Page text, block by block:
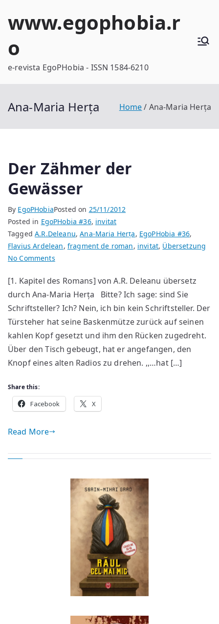
www.egophobia.r
o
e-revista EgoPHobia - ISSN 1584-6210
Ana-Maria Herța Home Ana-Maria Herța
Der Zähmer der
Gewässer
By EgoPHobiaPosted on 25/11/2012
Posted in EgoPHobia #36, invitat
TaggedA.R.Deleanu,Ana-Maria Herța, EgoPHobia #36,
Flavius Ardelean, fragment de roman, invitat, Übersetzung
No Commentson
Zähmer
der
Gewässer
[1. Kapitel des Romans] von A.R. Deleanu übersetz
durch Ana-Maria Herța Bitte? Ich sage: sind Sie
Schriftsteller? Ich? Nein, ich bin kein Schriftsteller. Der
Türsteher hat seine Baskenmütze zurück auf seinen
kahlen Kopf gesetzt und ihm den Rücken zugedreht.
Über den Tisch gebeugt, hat er angefangen, den
Knopf eines alten Radios zu drehen. ,,…hat […]
Share this:
Facebook X
Read More